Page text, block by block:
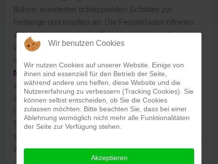
Bühne, wanderten schleppenden Schrittes zur
Herberge und klopften an. Die Fensterläden öffneten
sich und heraus schaute Tim unter seiner großen
Wirtsmütze. "Habt Ihr ein Zimmer frei?" fragte Josef mit
müder Stimme.
freundlich". Schweigen breitete sich aus im Saal und
erst recht auf der Bühne. Josef versuchte vergeblich
irgendwo zwischen den Kulissen Lehrer Larssen mit
Hilfezeichen zu entdecken. Maria blickte auf ihre
Schuhe. "Ich glaube, sie lügen", entrang es sich
schließlich Josefs Mund. Die Antwort aus der Herberge
war ein unüberhörbares"Nein".
Wir benutzen Cookies
Wir nutzen Cookies auf unserer Website. Einige von
ihnen sind essenziell für den Betrieb der Seite,
während andere uns helfen, diese Website und die
Nutzererfahrung zu verbessern (Tracking Cookies). Sie
können selbst entscheiden, ob Sie die Cookies
zulassen möchten. Bitte beachten Sie, dass bei einer
Ablehnung womöglich nicht mehr alle Funktionalitäten
der Seite zur Verfügung stehen.
Akzeptieren